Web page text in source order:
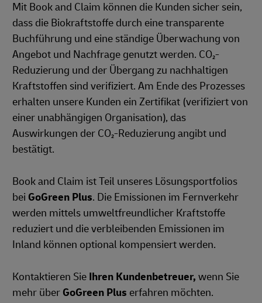
Mit Book and Claim können die Kunden sicher sein,
dass die Biokraftstoffe durch eine transparente
Buchführung und eine ständige Überwachung von
Angebot und Nachfrage genutzt werden. CO₂-
Reduzierung und der Übergang zu nachhaltigen
Kraftstoffen sind verifiziert. Am Ende des Prozesses
erhalten unsere Kunden ein Zertifikat (verifiziert von
einer unabhängigen Organisation), das
Auswirkungen der CO₂-Reduzierung angibt und
bestätigt.
Book and Claim ist Teil unseres Lösungsportfolios
bei GoGreen Plus. Die Emissionen im Fernverkehr
werden mittels umweltfreundlicher Kraftstoffe
reduziert und die verbleibenden Emissionen im
Inland können optional kompensiert werden.
Kontaktieren Sie Ihren Kundenbetreuer, wenn Sie
mehr über GoGreen Plus erfahren möchten.